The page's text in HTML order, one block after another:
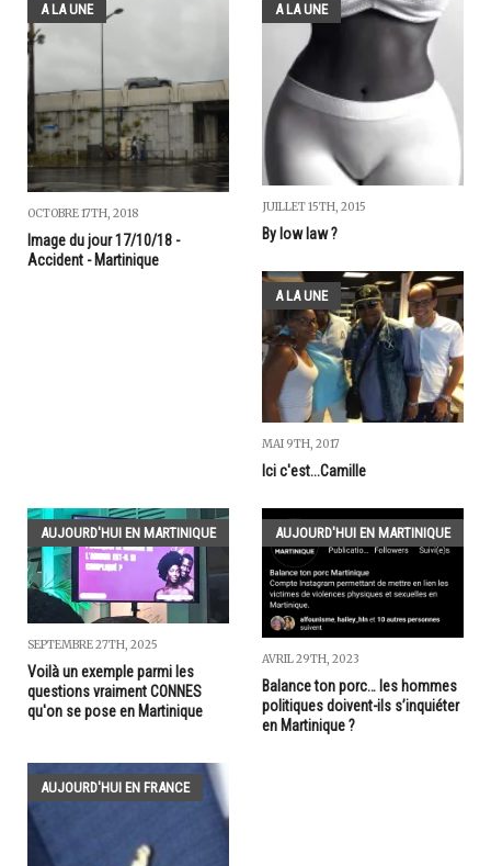
A LA UNE
OCTOBRE 17TH, 2018
Image du jour 17/10/18 -
Accident - Martinique
A LA UNE
JUILLET 15TH, 2015
By low law ?
A LA UNE
MAI 9TH, 2017
Ici c'est...Camille
AUJOURD'HUI EN MARTINIQUE
SEPTEMBRE 27TH, 2025
Voilà un exemple parmi les
questions vraiment CONNES
qu'on se pose en Martinique
AUJOURD'HUI EN MARTINIQUE
AVRIL 29TH, 2023
Balance ton porc… les hommes
politiques doivent-ils s’inquiéter
en Martinique ?
AUJOURD'HUI EN FRANCE